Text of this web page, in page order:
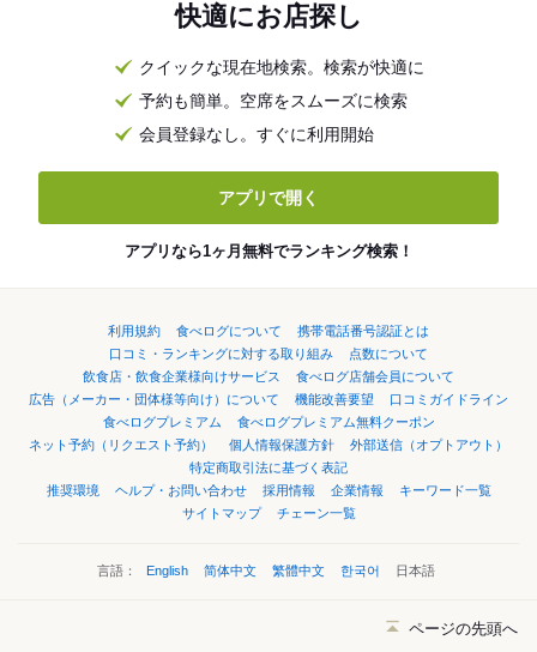
快適にお店探し
クイックな現在地検索。検索が快適に
予約も簡単。空席をスムーズに検索
会員登録なし。すぐに利用開始
アプリで開く
アプリなら1ヶ月無料でランキング検索！
利用規約 食べログについて
携帯電話番号認証とは
口コミ・ランキングに対する取り組み
点数について
飲食店・飲食企業様向けサービス
食べログ店舗会員について
広告（メーカー・団体様等向け）について
機能改善要望
口コミガイドライン
食べログプレミアム
食べログプレミアム無料クーポン
ネット予約（リクエスト予約）
個人情報保護方針
外部送信（オプトアウト）
特定商取引法に基づく表記
推奨環境
ヘルプ・お問い合わせ 採用情報 企業情報
キーワード一覧
サイトマップ
チェーン一覧
言語： English 简体中文 繁體中文 한국어 日本語
ページの先頭へ